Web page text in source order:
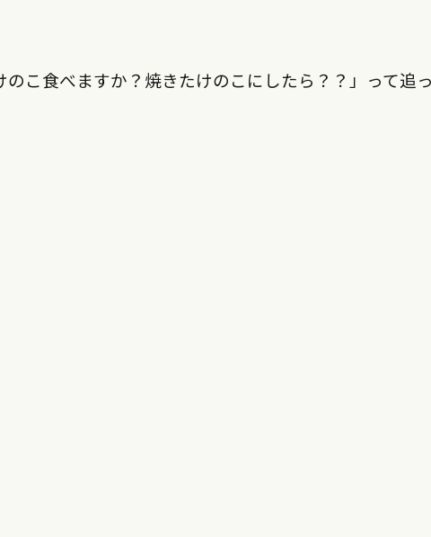
こ食べますか？焼きたけのこにしたら？？」って追